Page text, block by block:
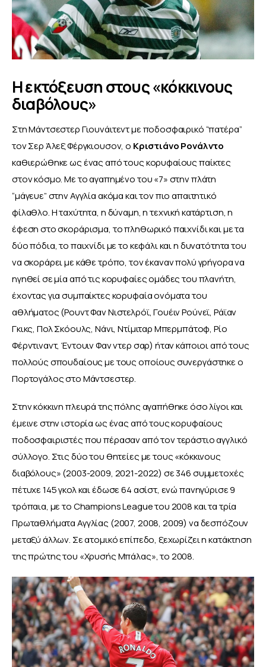
Η εκτόξευση στους «κόκκινους
διαβόλους»
Στη Μάντσεστερ Γιουνάιτεντ με ποδοσφαιρικό “πατέρα”
τον Σερ Άλεξ Φέργκιουσον, ο Κριστιάνο Ρονάλντο
καθιερώθηκε ως ένας από τους κορυφαίους παίκτες
στον κόσμο. Με το αγαπημένο του «7» στην πλάτη
“μάγευε” στην Αγγλία ακόμα και τον πιο απαιτητικό
φίλαθλο. Η ταχύτητα, η δύναμη, η τεχνική κατάρτιση, η
έφεση στο σκοράρισμα, το πληθωρικό παιχνίδι και με τα
δύο πόδια, το παιχνίδι με το κεφάλι και η δυνατότητα του
να σκοράρει με κάθε τρόπο, τον έκαναν πολύ γρήγορα να
ηγηθεί σε μία από τις κορυφαίες ομάδες του πλανήτη,
έχοντας για συμπαίκτες κορυφαία ονόματα του
αθλήματος (Ρουντ Φαν Νιστελρόϊ, Γουέιν Ρούνεϊ, Ράϊαν
Γκικς, Πολ Σκόουλς, Νάνι, Ντίμιταρ Μπερμπάτοφ, Ρίο
Φέρντιναντ, Έντουιν Φαν ντερ σαρ) ήταν κάποιοι από τους
πολλούς σπουδαίους με τους οποίους συνεργάστηκε ο
Πορτογάλος στο Μάντσεστερ.
Στην κόκκινη πλευρά της πόλης αγαπήθηκε όσο λίγοι και
έμεινε στην ιστορία ως ένας από τους κορυφαίους
ποδοσφαιριστές που πέρασαν από τον τεράστιο αγγλικό
σύλλογο. Στις δύο του θητείες με τους «κόκκινους
διαβόλους» (2003-2009, 2021-2022) σε 346 συμμετοχές
πέτυχε 145 γκολ και έδωσε 64 ασίστ, ενώ πανηγύρισε 9
τρόπαια, με το Champions League του 2008 και τα τρία
Πρωταθλήματα Αγγλίας (2007, 2008, 2009) να δεσπόζουν
μεταξύ άλλων. Σε ατομικό επίπεδο, ξεχωρίζει η κατάκτηση
της πρώτης του «Χρυσής Μπάλας», το 2008.